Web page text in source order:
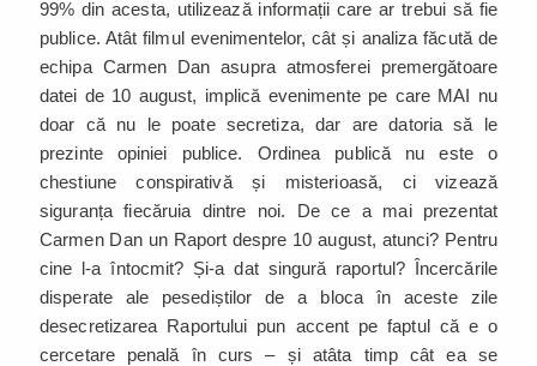
99% din acesta, utilizează informații care ar trebui să fie
publice. Atât filmul evenimentelor, cât și analiza făcută de
echipa Carmen Dan asupra atmosferei premergătoare
datei de 10 august, implică evenimente pe care MAI nu
doar că nu le poate secretiza, dar are datoria să le
prezinte opiniei publice. Ordinea publică nu este o
chestiune conspirativă și misterioasă, ci vizează
siguranța fiecăruia dintre noi. De ce a mai prezentat
Carmen Dan un Raport despre 10 august, atunci? Pentru
cine l-a întocmit? Și-a dat singură raportul? Încercările
disperate ale pesediștilor de a bloca în aceste zile
desecretizarea Raportului pun accent pe faptul că e o
cercetare penală în curs – și atâta timp cât ea se